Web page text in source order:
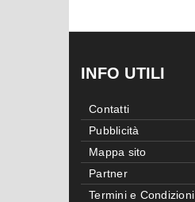
INFO UTILI
Contatti
Pubblicità
Mappa sito
Partner
Termini e Condizioni